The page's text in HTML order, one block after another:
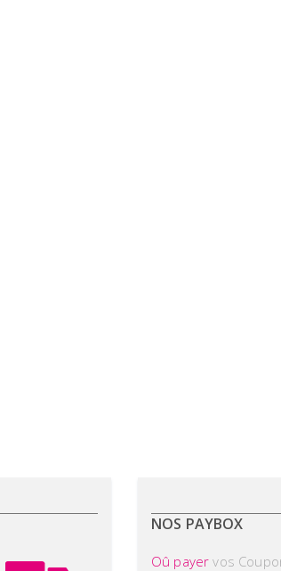
NOS PAYBOX
Oû payervos